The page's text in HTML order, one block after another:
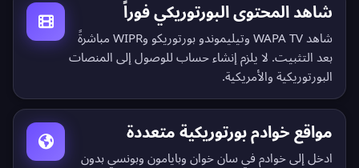
شاهد المحتوى البورتوريكي فوراً
شاهد WAPA TV وتيليموندو بورتوريكو وWIPR مباشرةً
بعد التثبيت. لا يلزم إنشاء حساب للوصول إلى المنصات
البورتوريكية والأمريكية.
مواقع خوادم بورتوريكية متعددة
ادخل إلى خوادم في سان خوان وبايامون وبونسي بدون